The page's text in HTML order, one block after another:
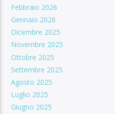
Febbraio 2026
Gennaio 2026
Dicembre 2025
Novembre 2025
Ottobre 2025
Settembre 2025
Agosto 2025
Luglio 2025
Giugno 2025